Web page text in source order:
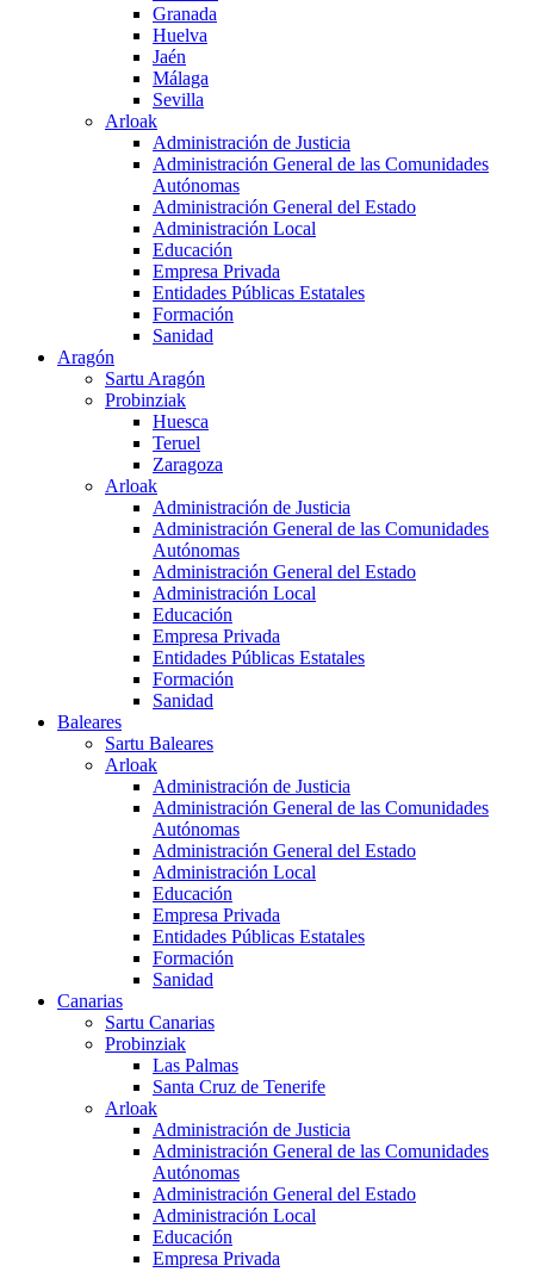
Granada
Huelva
Jaén
Málaga
Sevilla
Arloak
Administración de Justicia
Administración General de las Comunidades
Autónomas
Administración General del Estado
Administración Local
Educación
Empresa Privada
Entidades Públicas Estatales
Formación
Sanidad
Aragón
Sartu Aragón
Probinziak
Huesca
Teruel
Zaragoza
Arloak
Administración de Justicia
Administración General de las Comunidades
Autónomas
Administración General del Estado
Administración Local
Educación
Empresa Privada
Entidades Públicas Estatales
Formación
Sanidad
Baleares
Sartu Baleares
Arloak
Administración de Justicia
Administración General de las Comunidades
Autónomas
Administración General del Estado
Administración Local
Educación
Empresa Privada
Entidades Públicas Estatales
Formación
Sanidad
Canarias
Sartu Canarias
Probinziak
Las Palmas
Santa Cruz de Tenerife
Arloak
Administración de Justicia
Administración General de las Comunidades
Autónomas
Administración General del Estado
Administración Local
Educación
Empresa Privada